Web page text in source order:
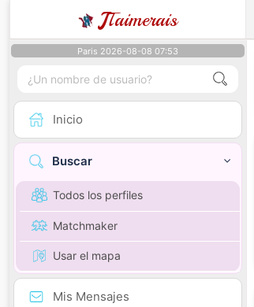
JTaimerais
Paris 2026-08-08 07:53
Inicio
Buscar
Todos los perfiles
Matchmaker
Usar el mapa
Mis Mensajes